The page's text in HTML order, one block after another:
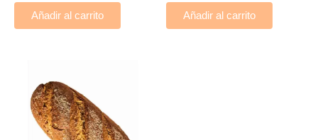
Añadir al carrito Añadir al carrito